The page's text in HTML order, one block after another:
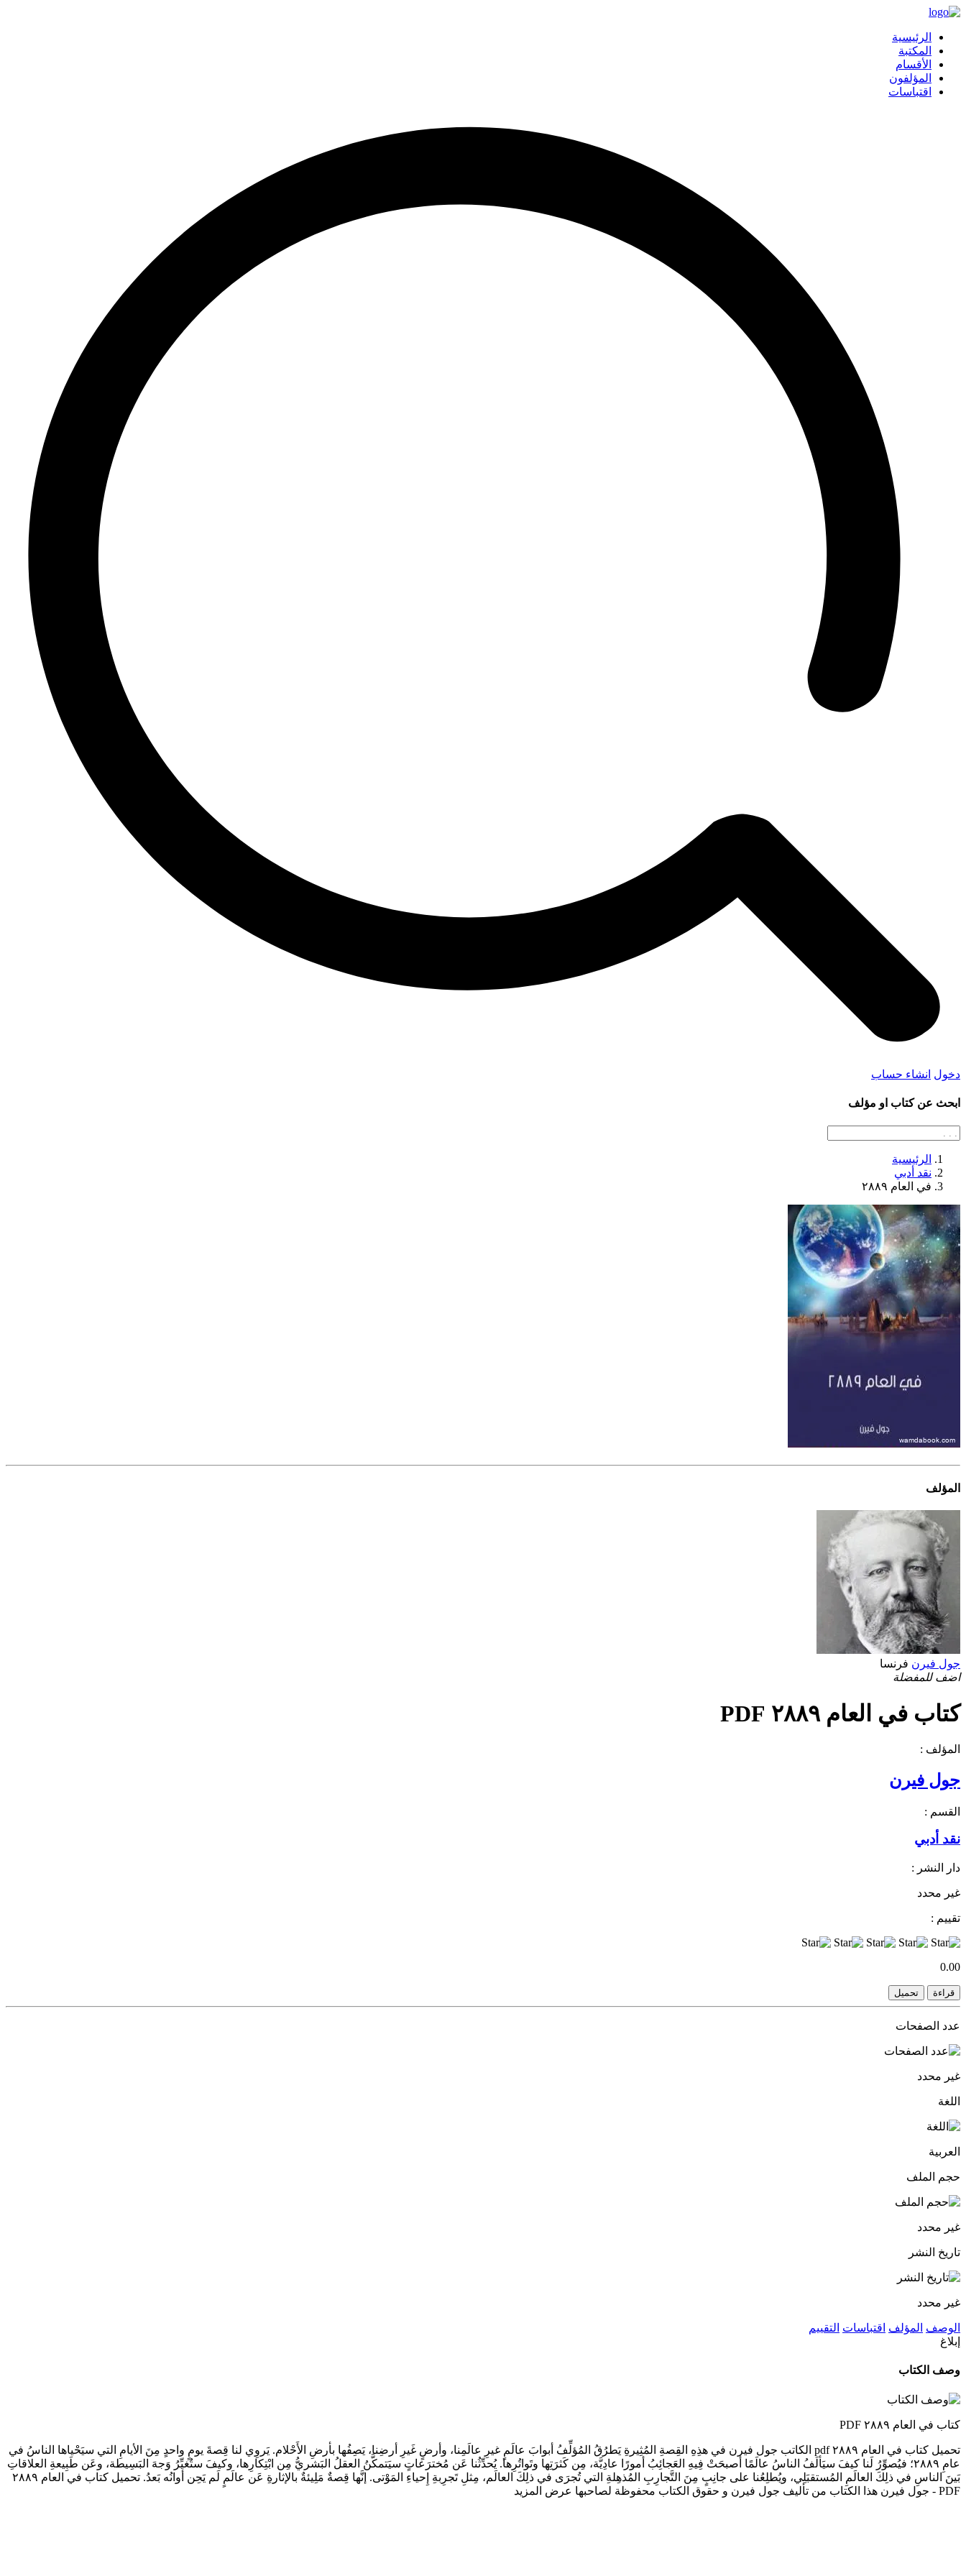
الرئيسية
المكتبة
الأقسام
المؤلفون
اقتباسات
دخول انشاء حساب
ابحث عن كتاب او مؤلف
الرئيسية
نقد أدبي
في العام ٢٨٨٩
المؤلف
جول فيرن فرنسا
اضف للمفضلة
كتاب في العام ٢٨٨٩ PDF
المؤلف :
جول فيرن
القسم :
نقد أدبي
دار النشر :
غير محدد
تقييم :
0.00
قراءة تحميل
عدد الصفحات
غير محدد
اللغة
العربية
حجم الملف
غير محدد
تاريخ النشر
غير محدد
الوصف المؤلف اقتباسات التقييم
إبلاغ
وصف الكتاب
كتاب في العام ٢٨٨٩ PDF
تحميل كتاب في العام ٢٨٨٩ pdf الكاتب جول فيرن في هذِهِ القِصةِ المُثِيرةِ يَطرُقُ المُؤلِّفُ أبوابَ عالَمٍ غيرِ عالَمِنا، وأرضٍ غَيرِ أرضِنا، يَصِفُها بأرضِ الأَحْلام. يَروِي لنا قِصةَ يومٍ واحدٍ مِنَ الأيامِ التي سيَحْياها الناسُ في
عامِ ٢٨٨٩؛ فيُصوِّرُ لَنا كيفَ سيَألَفُ الناسُ عالَمًا أصبحَتْ فِيهِ العَجائِبُ أمورًا عادِيَّة، مِن كَثرَتِها وتَواتُرِها. يُحدِّثُنا عَن مُخترَعاتٍ سيَتمكَّنُ العقلُ البَشريُّ مِن ابْتِكارِها، وكيفَ ستُغيِّرُ وَجهَ البَسِيطة، وعَن طَبِيعةِ العلاقاتِ
بَينَ الناسِ في ذلِكَ العالَمِ المُستقبَلِي، ويُطلِعُنا على جانِبٍ مِنَ التَّجارِبِ المُذهِلةِ التي تُجرَى في ذلِكَ العالَم، مِثلِ تَجرِبةِ إِحياءِ المَوْتى. إنَّها قِصةٌ مَلِيئةٌ بالإثارةِ عَن عالَمٍ لَم يَحِن أوانُه بَعدُ. تحميل كتاب في العام ٢٨٨٩
PDF - جول فيرن هذا الكتاب من تأليف جول فيرن و حقوق الكتاب محفوظة لصاحبها
عرض المزيد